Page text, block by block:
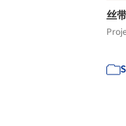
丝